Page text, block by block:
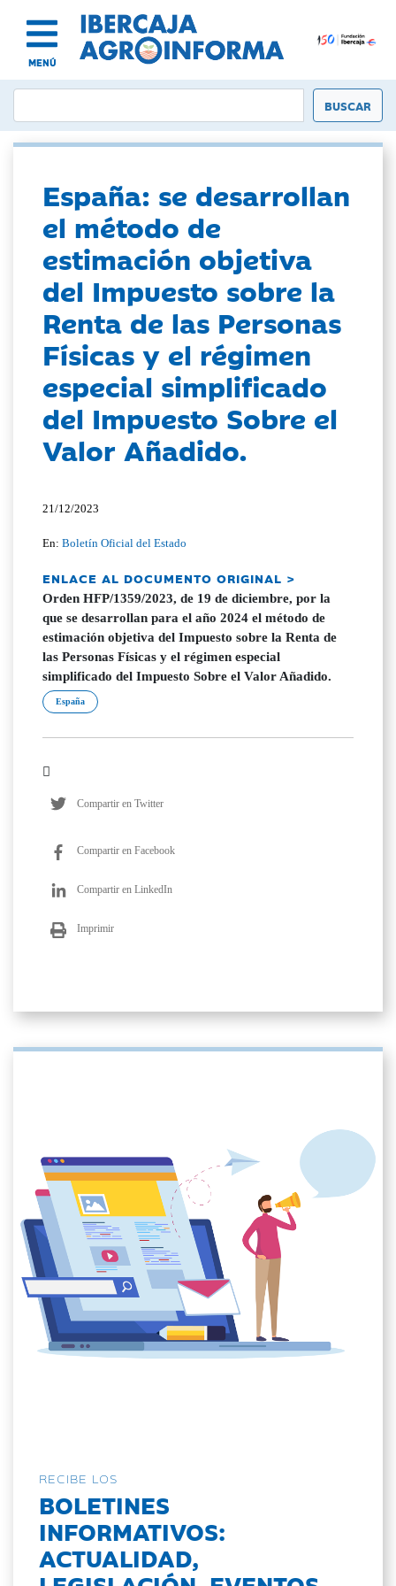
MENÚ
España: se desarrollan
el método de
estimación objetiva
del Impuesto sobre la
Renta de las Personas
Físicas y el régimen
especial simplificado
del Impuesto Sobre el
Valor Añadido.
21/12/2023
En:Boletín Oficial del Estado
ENLACE AL DOCUMENTO ORIGINAL >
Orden HFP/1359/2023, de 19 de diciembre, por la
que se desarrollan para el año 2024 el método de
estimación objetiva del Impuesto sobre la Renta de
las Personas Físicas y el régimen especial
simplificado del Impuesto Sobre el Valor Añadido.
España
Compartir en Twitter
Compartir en Facebook
Compartir en LinkedIn
Imprimir
RECIBE LOS
BOLETINES
INFORMATIVOS:
ACTUALIDAD,